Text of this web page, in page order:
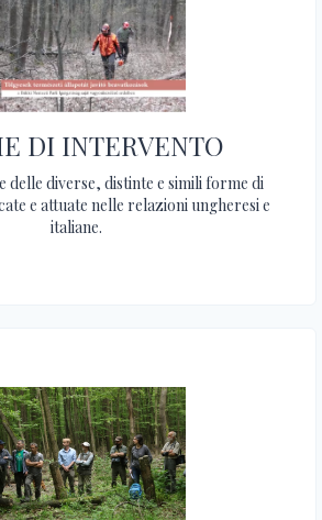
DI INTERVENTO
delle diverse, distinte e simili forme di
e attuate nelle relazioni ungheresi e
italiane.